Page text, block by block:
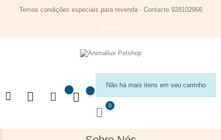
Temos condições especiais para revenda - Contacte 928102966
Conta
Não há mais itens em seu carrinho
0